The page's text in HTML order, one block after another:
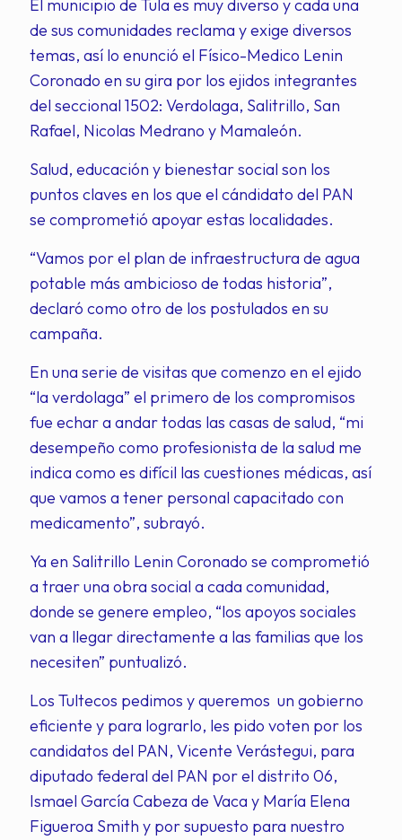
El municipio de Tula es muy diverso y cada una
de sus comunidades reclama y exige diversos
temas, así lo enunció el Físico-Medico Lenin
Coronado en su gira por los ejidos integrantes
del seccional 1502: Verdolaga, Salitrillo, San
Rafael, Nicolas Medrano y Mamaleón.
Salud, educación y bienestar social son los
puntos claves en los que el cándidato del PAN
se comprometió apoyar estas localidades.
“Vamos por el plan de infraestructura de agua
potable más ambicioso de todas historia”,
declaró como otro de los postulados en su
campaña.
En una serie de visitas que comenzo en el ejido
“la verdolaga” el primero de los compromisos
fue echar a andar todas las casas de salud, “mi
desempeño como profesionista de la salud me
indica como es difícil las cuestiones médicas, así
que vamos a tener personal capacitado con
medicamento”, subrayó.
Ya en Salitrillo Lenin Coronado se comprometió
a traer una obra social a cada comunidad,
donde se genere empleo, “los apoyos sociales
van a llegar directamente a las familias que los
necesiten” puntualizó.
Los Tultecos pedimos y queremos un gobierno
eficiente y para lograrlo, les pido voten por los
candidatos del PAN, Vicente Verástegui, para
diputado federal del PAN por el distrito 06,
Ismael García Cabeza de Vaca y María Elena
Figueroa Smith y por supuesto para nuestro